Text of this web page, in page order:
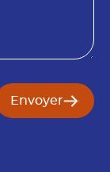
Envoyer